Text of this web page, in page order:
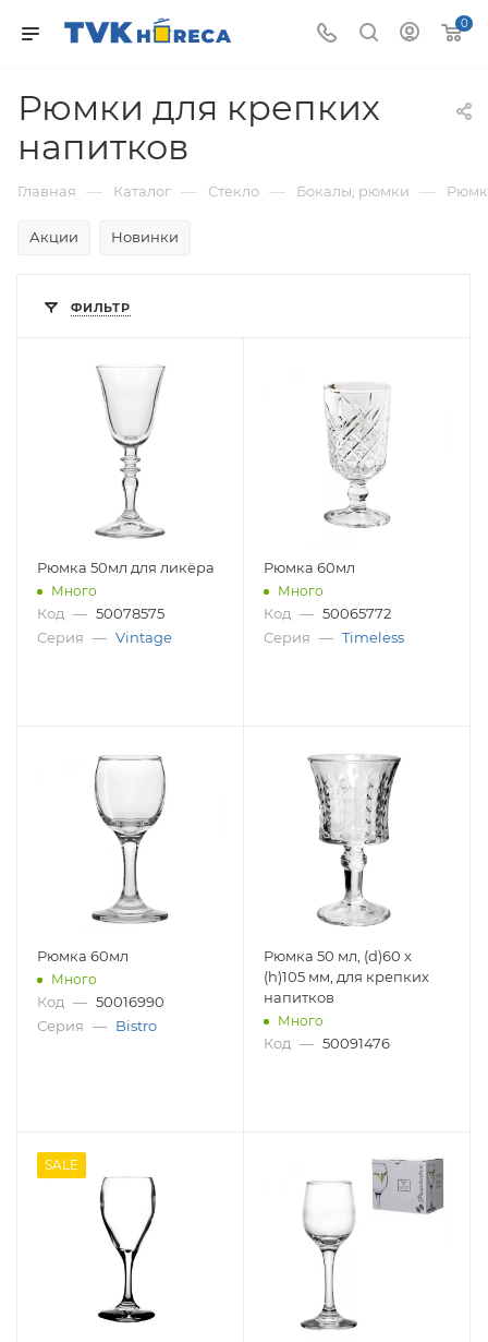
0
Рюмки для крепких
напитков
Главная — Каталог — Стекло — Бокалы, рюмки —
Акции Новинки
ФИЛЬТР
Рюмка 50мл для ликёра
Много
Код — 50078575
Серия — Vintage
Рюмка 60мл
Много
Код — 50065772
Серия — Timeless
Рюмка 60мл
Много
Код — 50016990
Серия — Bistro
Рюмка 50 мл, (d)60 x
(h)105 мм, для крепких
напитков
Много
Код — 50091476
SALE